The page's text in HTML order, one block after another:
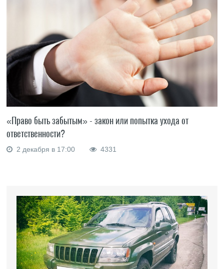
«Право быть забытым» - закон или попытка ухода от
ответственности?
2 декабря в 17:00 4331